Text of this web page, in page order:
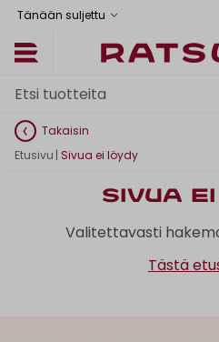
Tänään suljettuToimituskulut alk. 6,90€
Takaisin
Etusivu | Sivua ei löydy
Sivua
Valitettavasti
Tästä